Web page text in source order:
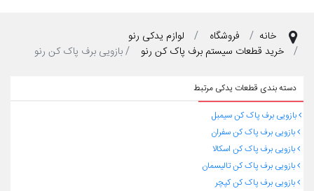
خانه فروشگاه
لوازم یدکی رنو
خرید قطعات سیستم برف پاک کن رنو
بازویی برف پاک کن رنو
دسته بندی قطعات یدکی مرتبط
بازویی برف پاک کن سیمبل
بازویی برف پاک کن سفران
بازویی برف پاک کن اسکالا
بازویی برف پاک کن تالیسمان
بازویی برف پاک کن کپچر